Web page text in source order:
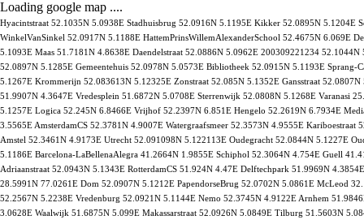
Loading google map ....
Hyacintstraat 52.1035N 5.0938E Stadhuisbrug 52.0916N 5.1195E Kikker 52.0895N
WinkelVanSinkel 52.0917N 5.1188E HattemPrinsWillemAlexanderSchool 52.4675N 6.069E
5.1093E Maas 51.7181N 4.8638E Daendelstraat 52.0886N 5.0962E 200309221234
52.0897N 5.1285E Gemeentehuis 52.0978N 5.0573E Bibliotheek 52.0915N 5.1193E
5.1267E Krommerijn 52.083613N 5.12325E Zonstraat 52.085N 5.1352E Gansstraat
51.9907N 4.3647E Vredesplein 51.6872N 5.0708E Sterrenwijk 52.0808N 5.1268E Varanasi
5.1257E Logica 52.245N 6.8466E Vrijhof 52.2397N 6.851E Hengelo 52.2619N 6.7934E
3.5565E AmsterdamCS 52.3781N 4.9007E Watergraafsmeer 52.3573N 4.9555E
Amstel 52.3461N 4.9173E Utrecht 52.091098N 5.122113E Oudegracht 52.0844N 5.1227E
5.1186E Barcelona-LaBellenaAlegra 41.2664N 1.9855E Schiphol 52.3064N 4.754E Guell
Adriaanstraat 52.0943N 5.1343E RotterdamCS 51.924N 4.47E Delftechpark 51.9969N
28.5991N 77.0261E Dom 52.0907N 5.1212E PapendorseBrug 52.0702N 5.0861E McLeod
52.2567N 5.2238E Vredenburg 52.0921N 5.1144E Nemo 52.3745N 4.9122E Arnhem
3.0628E Waalwijk 51.6875N 5.099E Makassarstraat 52.0926N 5.0849E Tilburg 51.5603N